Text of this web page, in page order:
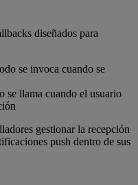
diseñados para
se invoca cuando se
se llama cuando el usuario
gestionar la recepción
push dentro de sus